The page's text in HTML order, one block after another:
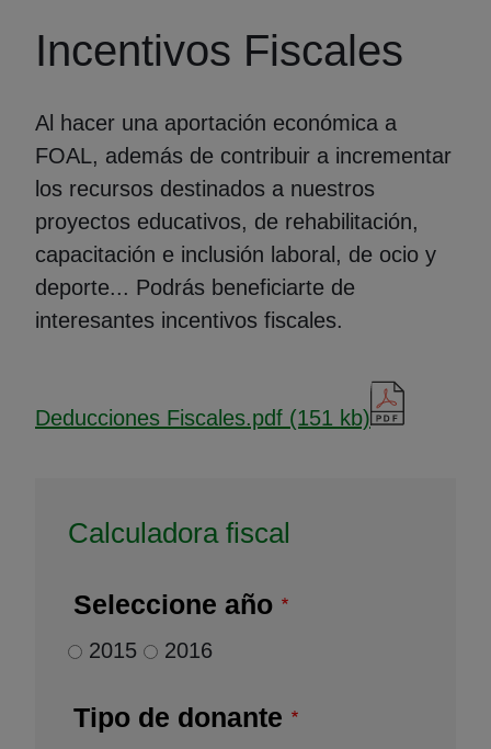
Incentivos Fiscales
Al hacer una aportación económica a
FOAL, además de contribuir a incrementar
los recursos destinados a nuestros
proyectos educativos, de rehabilitación,
capacitación e inclusión laboral, de ocio y
deporte... Podrás beneficiarte de
interesantes incentivos fiscales.
Deducciones Fiscales.pdf (151 kb)
Calculadora fiscal
Seleccione año
2015 2016
Tipo de donante